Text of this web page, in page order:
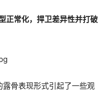
正常化，捍卫差异性并打破
骨表现形式引起了一些观